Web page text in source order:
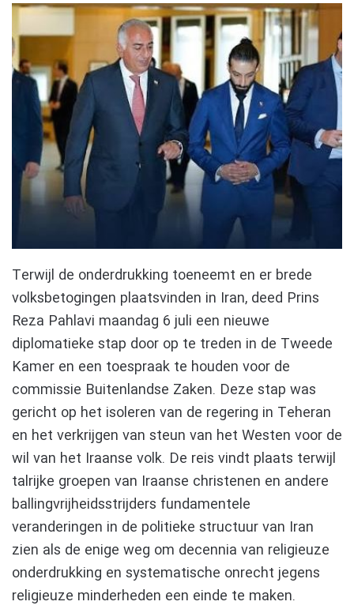
Terwijl de onderdrukking toeneemt en er brede
volksbetogingen plaatsvinden in Iran, deed Prins
Reza Pahlavi maandag 6 juli een nieuwe
diplomatieke stap door op te treden in de Tweede
Kamer en een toespraak te houden voor de
commissie Buitenlandse Zaken. Deze stap was
gericht op het isoleren van de regering in Teheran
en het verkrijgen van steun van het Westen voor de
wil van het Iraanse volk. De reis vindt plaats terwijl
talrijke groepen van Iraanse christenen en andere
ballingvrijheidsstrijders fundamentele
veranderingen in de politieke structuur van Iran
zien als de enige weg om decennia van religieuze
onderdrukking en systematische onrecht jegens
religieuze minderheden een einde te maken.